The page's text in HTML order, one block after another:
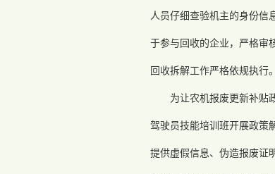
人员仔细查验机主的身份信
于参与回收的企业，严格审
回收拆解工作严格依规执行。
为让农机报废更新补贴
驾驶员技能培训班开展政策
提供虚假信息、伪造报废证